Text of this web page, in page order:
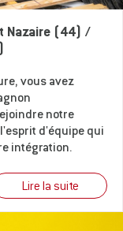
Nazaire (44) /
vous avez
notre
d'équipe qui
intégration.
Lire la suite